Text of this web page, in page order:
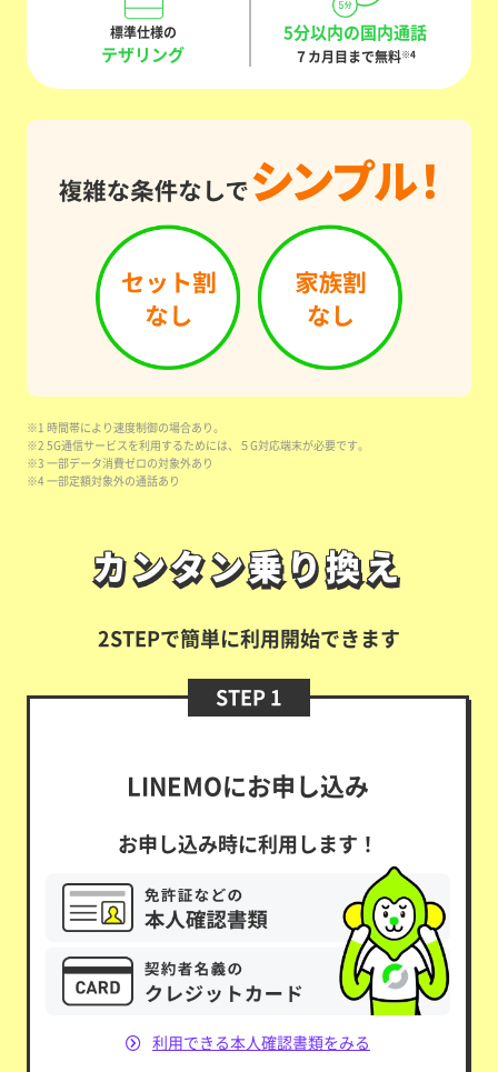
標準仕様の
テザリング
5分以内の国内通話
７カ月目まで無料※4
※1 時間帯により速度制御の場合あり。
※2 5G通信サービスを利用するためには、５G対応端末が必要です。
※3 一部データ消費ゼロの対象外あり
※4 一部定額対象外の通話あり
カンタン乗り換え
カンタン乗り換え
2STEPで簡単に利用開始できます
STEP 1
LINEMOにお申し込み
お申し込み時に利用します！
利用できる本人確認書類をみる